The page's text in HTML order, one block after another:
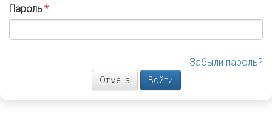
Пароль
Забыли пароль?
Отмена